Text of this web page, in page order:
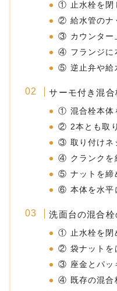
① 止水栓を閉
② 給水管のナ
③ カウンター
④ フランジに
⑤ 逆止弁や給
サーモ付き混
① 混合栓本体
② 2本とも取
③ 取り付けネ
④ クランクを
⑤ ナットを締
⑥ 本体を水平
洗面台の混合栓
① 止水栓を閉
② 袋ナットを
③ 座金とパッ
④ 既存の混合